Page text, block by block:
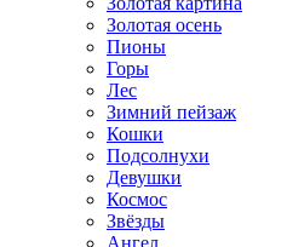
Золотая осень
Пионы
Горы
Лес
Зимний пейзаж
Кошки
Подсолнухи
Девушки
Космос
Звёзды
Ангел